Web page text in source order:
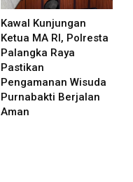
Kawal Kunjungan
Ketua MA RI, Polresta
Palangka Raya
Pastikan
Pengamanan Wisuda
Purnabakti Berjalan
Aman